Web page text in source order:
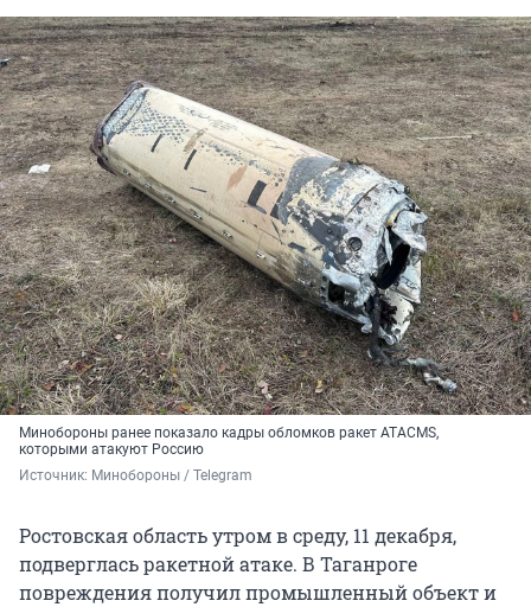
Минобороны ранее показало кадры обломков ракет ATACMS,
которыми атакуют Россию
Источник: Минобороны / Telegram
Ростовская область утром в среду, 11 декабря,
подверглась ракетной атаке. В Таганроге
повреждения получил промышленный объект и